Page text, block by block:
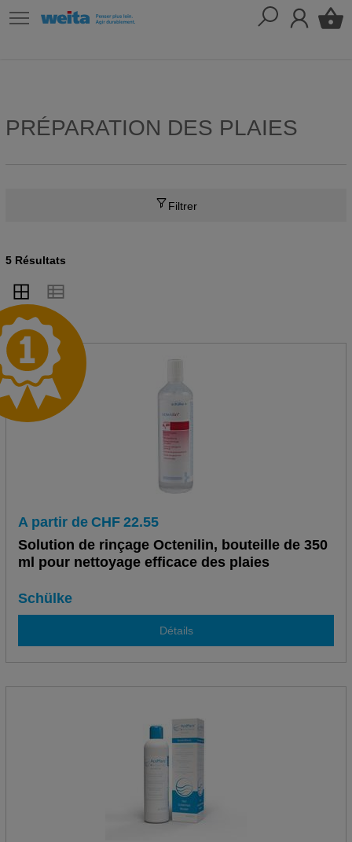
PRÉPARATION DES PLAIES
Filtrer
5 Résultats
A partir de CHF 22.55
Solution de rinçage Octenilin, bouteille de 350
ml pour nettoyage efficace des plaies
Schülke
Détails